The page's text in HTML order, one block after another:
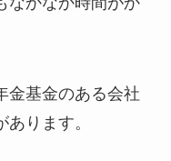
金基金のある会社
ります。